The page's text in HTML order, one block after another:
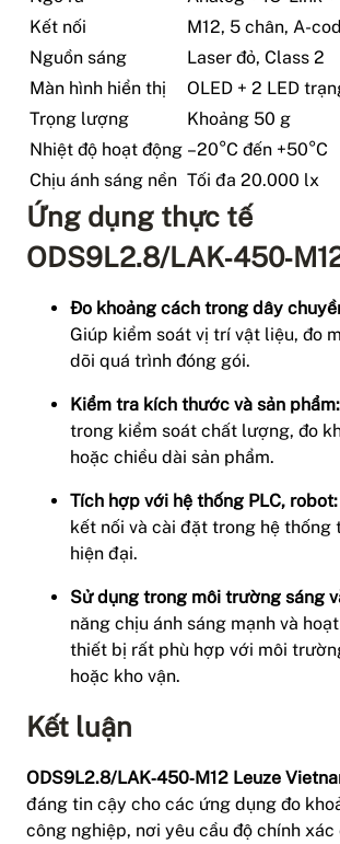
Kết nối
M12, 5 chân, A-
Nguồn sáng
Laser đỏ, Class 2
Màn hình hiển thị
OLED + 2 LED
Trọng lượng
Khoảng 50 g
Nhiệt độ hoạt động –20°C đến +50°C
Chịu ánh sáng nền Tối đa 20.000 lx
Ứng dụng thực tế
ODS9L2.8/
Đo khoảng cách trong dây
Giúp kiểm soát vị trí vật liệu, đo
dõi quá trình đóng gói.
Kiểm tra kích thước và sản phẩm:
trong kiểm soát chất lượng, đo
hoặc chiều dài sản phẩm.
Tích hợp với hệ thống PLC, robot:
kết nối và cài đặt trong hệ thống
hiện đại.
Sử dụng trong môi trường sáng
năng chịu ánh sáng mạnh và
thiết bị rất phù hợp với môi
hoặc kho vận.
Kết luận
ODS9L2.8/LAK‑450‑M12 Leuze
đáng tin cậy cho các ứng dụng đo
công nghiệp, nơi yêu cầu độ chính